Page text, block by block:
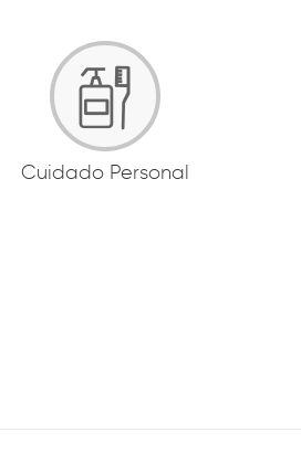
Cuidado Personal